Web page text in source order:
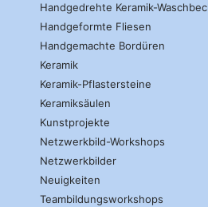
Handgedrehte Keramik-
Handgeformte Fliesen
Handgemachte Bordüren
Keramik
Keramik-Pflastersteine
Keramiksäulen
Kunstprojekte
Netzwerkbild-Workshops
Netzwerkbilder
Neuigkeiten
Teambildungsworkshops